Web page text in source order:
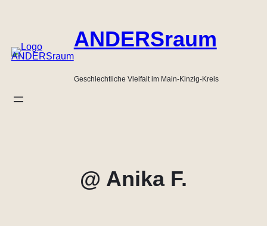
springen
ANDERSraum
Geschlechtliche Vielfalt im Main-Kinzig-Kreis
@ Anika F.